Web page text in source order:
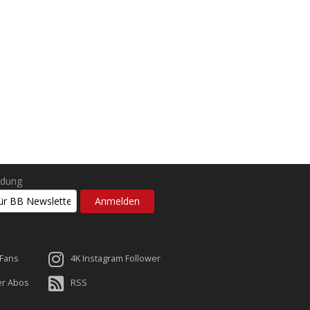
4K Instagram Follower
Abos RSS